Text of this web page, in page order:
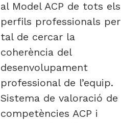
al Model ACP de tots els
perfils professionals per
tal de cercar la
coherència del
desenvolupament
professional de l’equip.
Sistema de valoració de
competències ACP i